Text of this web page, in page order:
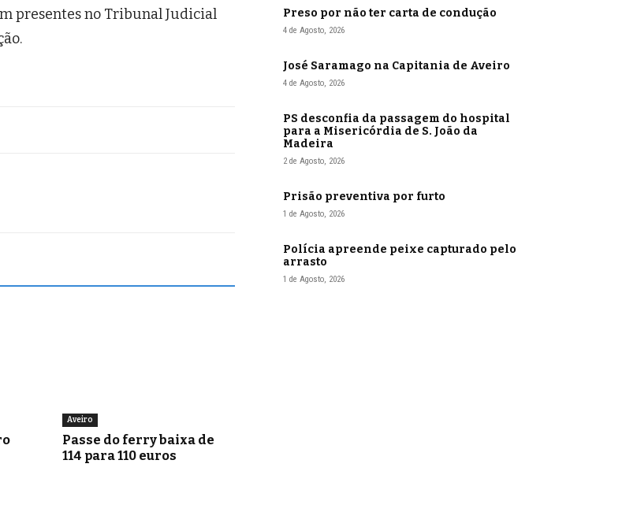
presentes no Tribunal Judicial
Aveiro
Passe do ferry baixa de
114 para 110 euros
Preso por não ter carta de condução
4 de Agosto, 2026
José Saramago na Capitania de Aveiro
4 de Agosto, 2026
PS desconfia da passagem do hospital
para a Misericórdia de S. João da
Madeira
2 de Agosto, 2026
Prisão preventiva por furto
1 de Agosto, 2026
Polícia apreende peixe capturado pelo
arrasto
1 de Agosto, 2026